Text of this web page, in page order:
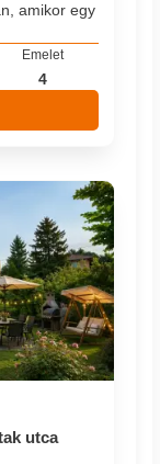
amikor egy
Emelet
4
utca